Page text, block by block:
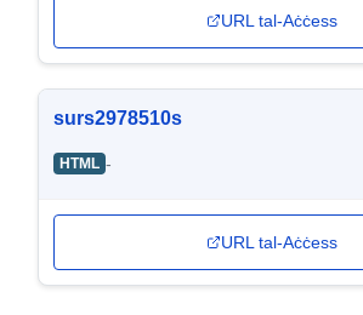
URL tal-Aċċess
surs2978510s
HTML -
URL tal-Aċċess